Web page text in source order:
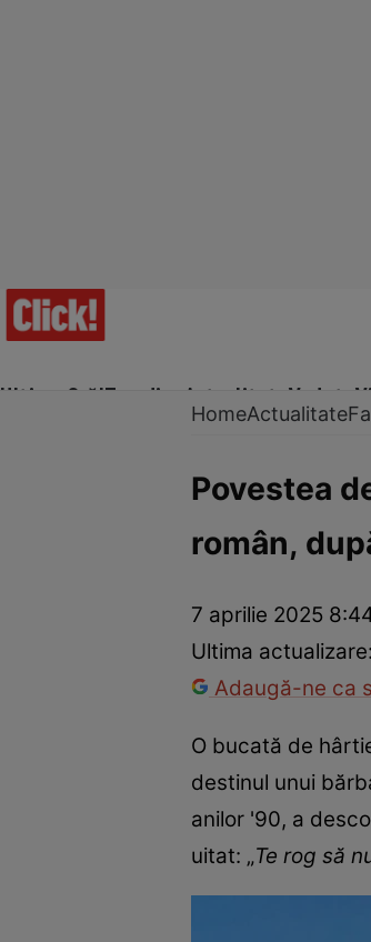
Ultima Oră!Trending Actualitate Vedete
InternaționalFapt
HomeActualitate
Povestea
român,
7 aprilie 2025
Ultima actualizare:
Adaugă-ne ca
O bucată de
destinul unui
anilor '90, a
uitat: „Te rog să